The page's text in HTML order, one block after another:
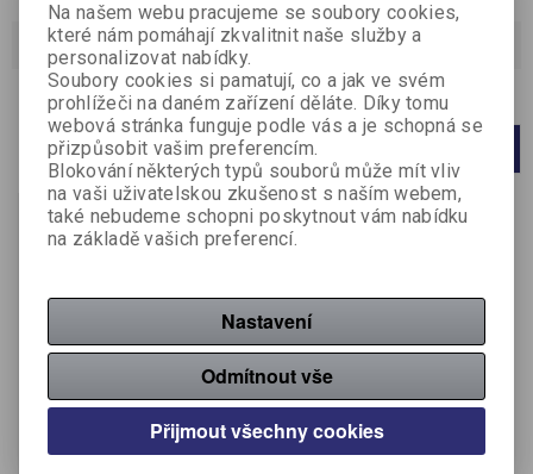
Strana1z 1Celkem1záznamů
Počet na stránku 20 40 60
Everyday photo fotopapír
A4 20 listů 200 g
Na našem webu pracujeme se soubory cookies,
které nám pomáhají zkvalitnit naše služby a
personalizovat nabídky.
Soubory cookies si pamatují, co a jak ve svém
prohlížeči na daném zařízení děláte. Díky tomu
webová stránka funguje podle vás a je schopná se
přizpůsobit vašim preferencím.
Blokování některých typů souborů může mít vliv
na vaši uživatelskou zkušenost s naším webem,
také nebudeme schopni poskytnout vám nabídku
na základě vašich preferencí.
Nastavení
Odmítnout vše
Přijmout všechny cookies